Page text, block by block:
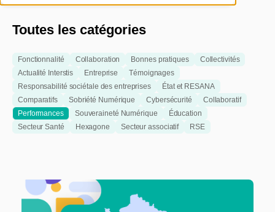
Toutes les catégories
Fonctionnalité Collaboration Bonnes pratiques
Collectivités
Actualité Interstis
Entreprise
Témoignages
Responsabilité sociétale des entreprises
État et RESANA
Comparatifs
Sobriété Numérique Cybersécurité
Collaboratif
Performances
Souveraineté Numérique
Éducation
Secteur Santé
Hexagone Secteur associatif RSE